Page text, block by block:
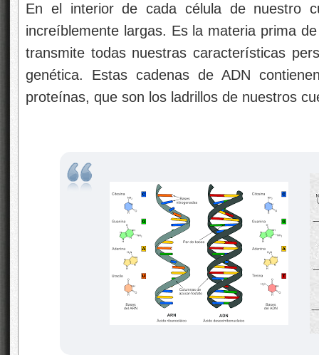
En el interior de cada célula de nuestro
increíblemente largas. Es la materia prima
transmite todas nuestras características
genética. Estas cadenas de ADN
proteínas, que son los ladrillos de nuestros